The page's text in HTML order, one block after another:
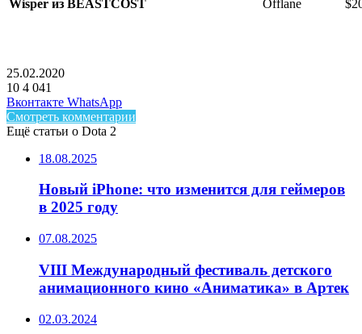
Wisper из BEASTCOST Offlane
25.02.2020
10 4 041
Facebook
Twitter
LinkedIn
Вконтакте WhatsAppTelegram
Смотреть комментарии
Ещё статьи о Dota 2
18.08.2025
Новый iPhone: что изменится для геймеров
в 2025 году
07.08.2025
VIII Международный фестиваль детского
анимационного кино «Аниматика» в Артек
02.03.2024